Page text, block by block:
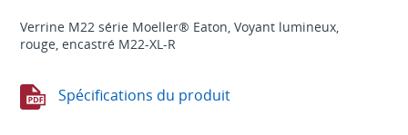
Verrine M22 série Moeller® Eaton, Voyant lumineux,
rouge, encastré M22-XL-R
Spécifications du produit